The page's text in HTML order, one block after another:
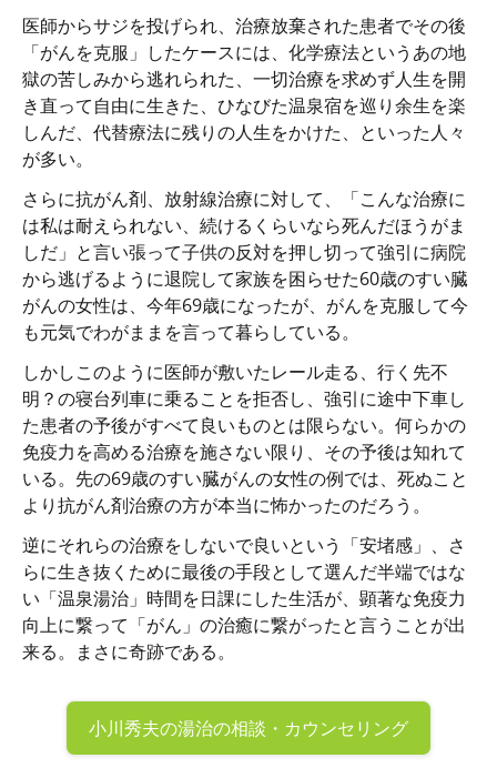
医師からサジを投げられ、治療放棄された患者でその後
「がんを克服」したケースには、化学療法というあの地
獄の苦しみから逃れられた、一切治療を求めず人生を開
き直って自由に生きた、ひなびた温泉宿を巡り余生を楽
しんだ、代替療法に残りの人生をかけた、といった人々
が多い。
さらに抗がん剤、放射線治療に対して、「こんな治療に
は私は耐えられない、続けるくらいなら死んだほうがま
しだ」と言い張って子供の反対を押し切って強引に病院
から逃げるように退院して家族を困らせた60歳のすい臓
がんの女性は、今年69歳になったが、がんを克服して今
も元気でわがままを言って暮らしている。
しかしこのように医師が敷いたレール走る、行く先不
明？の寝台列車に乗ることを拒否し、強引に途中下車し
た患者の予後がすべて良いものとは限らない。何らかの
免疫力を高める治療を施さない限り、その予後は知れて
いる。先の69歳のすい臓がんの女性の例では、死ぬこと
より抗がん剤治療の方が本当に怖かったのだろう。
逆にそれらの治療をしないで良いという「安堵感」、さ
らに生き抜くために最後の手段として選んだ半端ではな
い「温泉湯治」時間を日課にした生活が、顕著な免疫力
向上に繋って「がん」の治癒に繋がったと言うことが出
来る。まさに奇跡である。
小川秀夫の湯治の相談・カウンセリング